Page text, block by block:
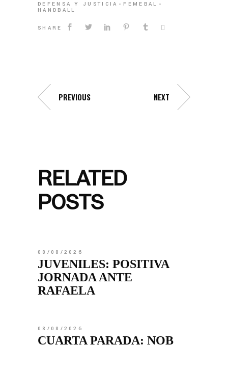
DEFENSA Y JUSTICIA
FEMEBAL
HANDBALL
SHARE
PREVIOUS NEXT
RELATED
POSTS
08/08/2026
JUVENILES: POSITIVA
JORNADA ANTE
RAFAELA
08/08/2026
CUARTA PARADA: NOB